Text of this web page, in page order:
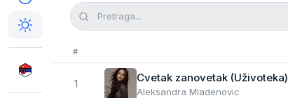
#
1 Cvetak zanovetak (Uživoteka)
Aleksandra Mladenovic